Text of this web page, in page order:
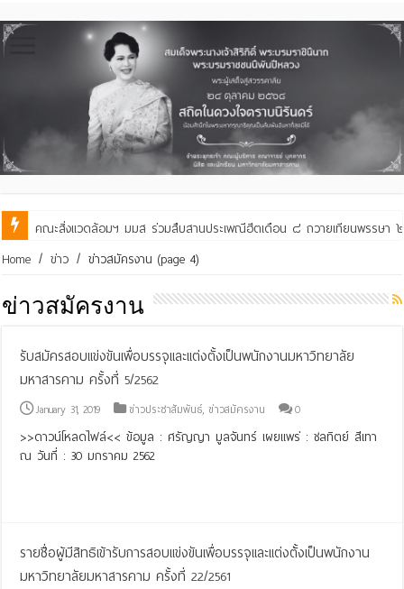
คณะสิ่งแวดล้อมฯ มมส ร่วมสืบสานประเพณีฮีตเดือน ๘ ถวายเทียนพรรษา ๒
Home / ข่าว / ข่าวสมัครงาน (page 4)
ข่าวสมัครงาน
รับสมัครสอบแข่งขันเพื่อบรรจุและแต่งตั้งเป็นพนักงานมหาวิทยาลัย
มหาสารคาม ครั้งที่ 5/2562
January 31, 2019 ข่าวประชาสัมพันธ์,ข่าวสมัครงาน 0
>>ดาวน์โหลดไฟล์<< ข้อมูล : ศรัญญา มูลจันทร์ เผยแพร่ : ชลทิตย์ สีเทา
ณ วันที่ : 30 มกราคม 2562
รายชื่อผู้มีสิทธิเข้ารับการสอบแข่งขันเพื่อบรรจุและแต่งตั้้งเป็นพนักงาน
มหาวิทยาลัยมหาสารคาม ครั้งที่ 22/2561